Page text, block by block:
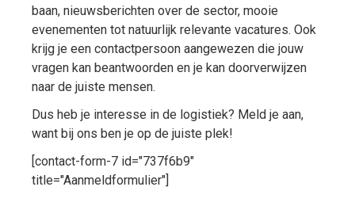
baan, nieuwsberichten over de sector, mooie
evenementen tot natuurlijk relevante vacatures. Ook
krijg je een contactpersoon aangewezen die jouw
vragen kan beantwoorden en je kan doorverwijzen
naar de juiste mensen.
Dus heb je interesse in de logistiek? Meld je aan,
want bij ons ben je op de juiste plek!
[contact-form-7 id="737f6b9"
title="Aanmeldformulier"]